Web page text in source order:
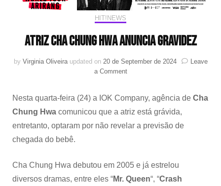
HIT!NEWS
Atriz Cha Chung Hwa anuncia gravidez
by Virginia Oliveira updated on 20 de September de 2024
Leave
a Commenton
Chung
Hwa
gravidez
Nesta quarta-feira (24) a IOK Company, agência de Cha
Chung Hwa comunicou que a atriz está grávida,
entretanto, optaram por não revelar a previsão de
chegada do bebê.
Cha Chung Hwa debutou em 2005 e já estrelou
diversos dramas, entre eles “Mr. Queen“, “Crash